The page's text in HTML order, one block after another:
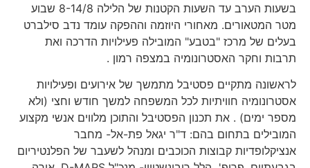
בשעות הערב עד השעות הקטנות של הלילה 8-14/8 שבוע
מטר המטאורים. מאחורי היוזמה וההפקה עומד נדב סילברט
בעלים של מרכז "בטבע" המובילה פעילויות הדרכה ואת
תרבות וחקר האסטרונומיה במצפה רמון .
לראשונה מתקיים פסטיבל מתמשך של אירועים ופעילויות
אסטרונומיה חוויתיות לכל המשפחה למשך חודש וחצי (ולא
מספר ימים) . את תכנון הפסטיבל והתוכן מלווים אנשי מקצוע
המובילים בתחום בהם: ד"ר יגאל פת-אל- מחבר
אנציקלופדיות קבוצות הכוכבים ומנהל לשעבר של הפלנטיריום